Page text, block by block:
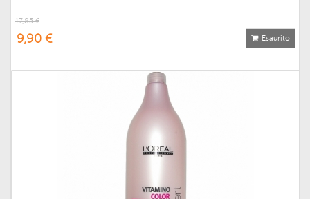
17,85 €
9,90 € Esaurito